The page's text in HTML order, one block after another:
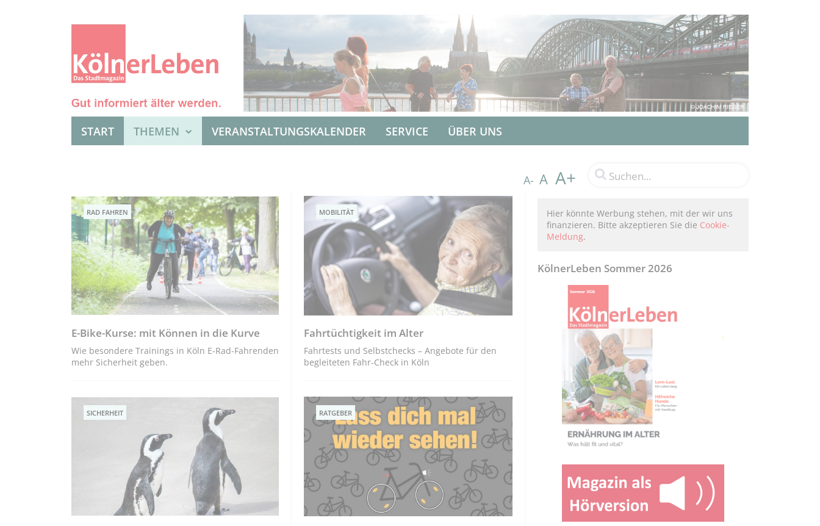
START THEMEN VERANSTALTUNGSKALENDER SERVICE ÜBER UNS
A- A A+
RAD FAHREN
E-Bike-Kurse: mit Können in die Kurve
Wie besondere Trainings in Köln E-Rad-Fahrenden
mehr Sicherheit geben.
SICHERHEIT
MOBILITÄT
Fahrtüchtigkeit im Alter
Fahrtests und Selbstchecks – Angebote für den
begleiteten Fahr-Check in Köln
RATGEBER
Hier könnte Werbung stehen, mit der wir uns
finanzieren. Bitte akzeptieren Sie die Cookie-
Meldung.
KölnerLeben Sommer 2026